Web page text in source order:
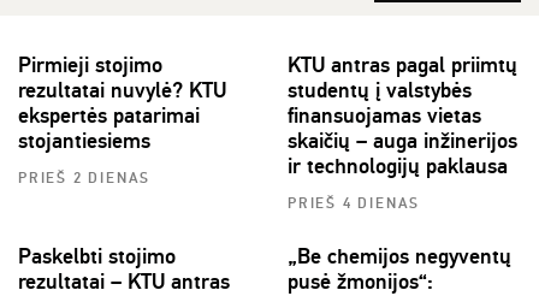
Pirmieji stojimo
rezultatai nuvylė? KTU
ekspertės patarimai
stojantiesiems
PRIEŠ 2 DIENAS
KTU antras pagal priimtų
studentų į valstybės
finansuojamas vietas
skaičių – auga inžinerijos
ir technologijų paklausa
PRIEŠ 4 DIENAS
Paskelbti stojimo
rezultatai – KTU antras
„Be chemijos negyventų
pusė žmonijos“: